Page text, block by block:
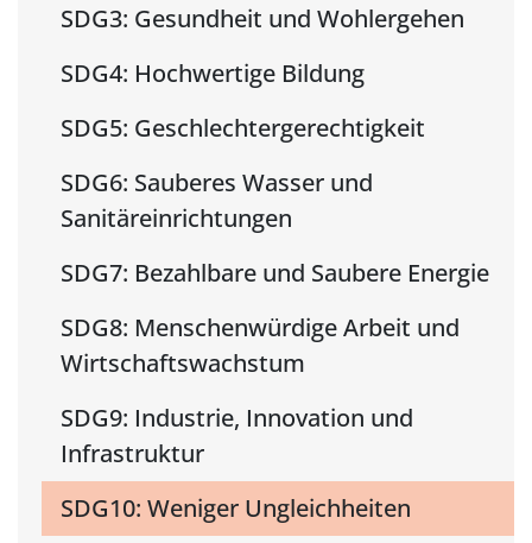
SDG3: Gesundheit und Wohlergehen
SDG4: Hochwertige Bildung
SDG5: Geschlechtergerechtigkeit
SDG6: Sauberes Wasser und
Sanitäreinrichtungen
SDG7: Bezahlbare und Saubere Energie
SDG8: Menschenwürdige Arbeit und
Wirtschaftswachstum
SDG9: Industrie, Innovation und
Infrastruktur
SDG10: Weniger Ungleichheiten